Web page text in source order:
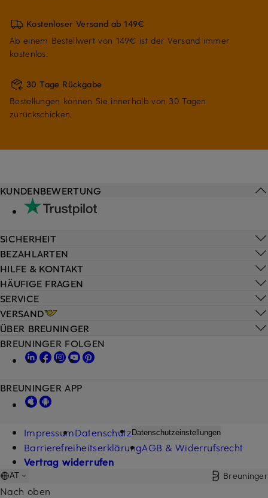
Kostenloser Versand ab 149€
Ab einem Bestellwert von 149€ ist der Versand immer
kostenlos.
30 Tage Rückgabe
Bestellungen können Sie innerhalb von 30 Tagen
zurückschicken.
HILFE & KONTAKT
HÄUFIGE FRAGEN
SERVICE
VERSAND
KUNDENBEWERTUNG
SICHERHEIT
BEZAHLARTEN
ÜBER BREUNINGER
BREUNINGER FOLGEN
BREUNINGER APP
ImpressumDatenschutz Datenschutzeinstellungen
BarrierefreiheitserklärungAGB & Widerrufsrecht
Vertrag widerrufen
AT Breuninger
Nach oben